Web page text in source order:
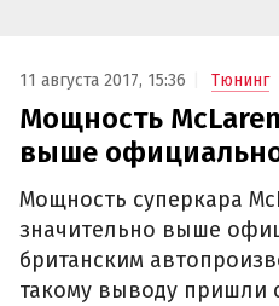
11 августа 2017, 15:36 Тюнинг
Мощность
выше
Мощность суперкара
значительно выше
британским
такому выводу пришли